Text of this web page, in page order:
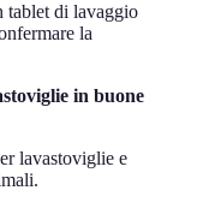
tablet di lavaggio
la
in buone
lavastoviglie e